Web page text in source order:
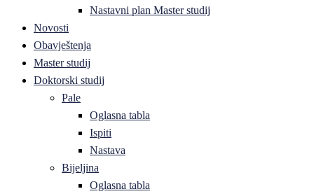
Nastavni plan Master studij
Novosti
Obavještenja
Master studij
Doktorski studij
Pale
Oglasna tabla
Ispiti
Nastava
Bijeljina
Oglasna tabla